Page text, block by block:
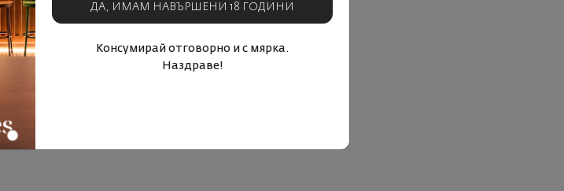
Тинтийа Караскал Луис
Перес 2023
ДА, ИМАМ НАВЪРШЕНИ 18 ГОДИНИ
Консумирай отговорно и с мярка.
Наздраве!